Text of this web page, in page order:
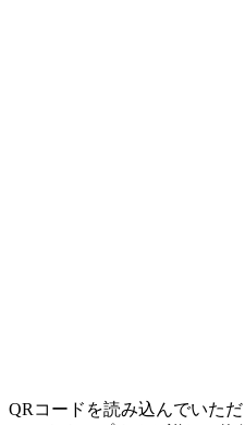
QRコードを読み込んでいた